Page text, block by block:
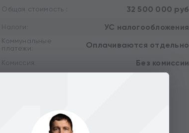
Общая стоимость : 32 500 000 руб
Налоги: УС налогообложения
Коммунальные
платежи:
Оплачиваются отдельно
Комиссия: Без комиссии
Брокер по торговой недвижимости
Александра